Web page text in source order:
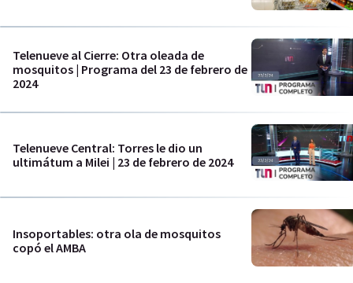
Telenueve al Cierre: Otra oleada de
mosquitos | Programa del 23 de febrero de
2024
Telenueve Central: Torres le dio un
ultimátum a Milei | 23 de febrero de 2024
Insoportables: otra ola de mosquitos
copó el AMBA